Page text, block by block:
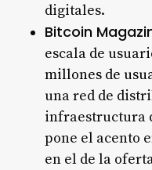
digitales.
Bitcoin
escala de
millones de
una red de
infraestructura
pone el acento
en el de la